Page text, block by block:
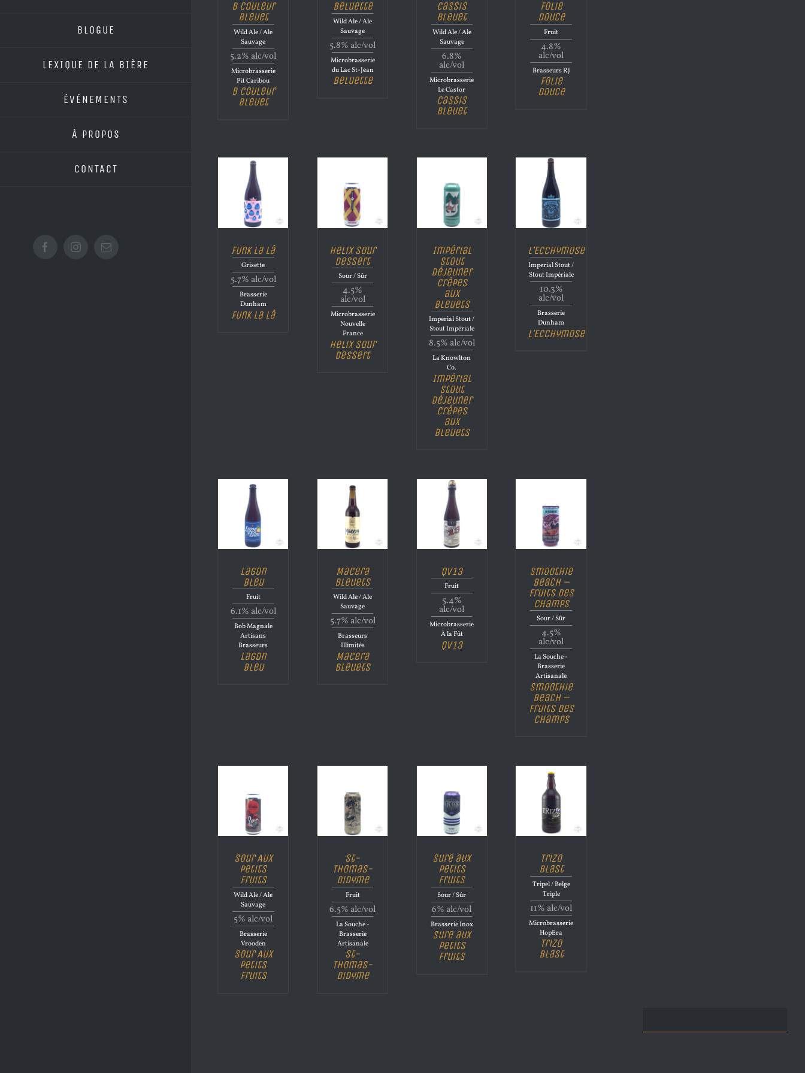
BLOGUE
LEXIQUE DE LA BIÈRE
ÉVÉNEMENTS
À PROPOS
CONTACT
FacebookInstagramEmail
B Couleur
Bleuet
Wild Ale / Ale
Sauvage
5.2% alc/vol
Microbrasserie
Pit Caribou
B Couleur
Bleuet
Beluette
Wild Ale / Ale
Sauvage
5.8% alc/vol
Microbrasserie
du Lac St-Jean
Beluette
Cassis
Bleuet
Wild Ale / Ale
Sauvage
6.8%
alc/vol
Microbrasserie
Le Castor
Cassis
Bleuet
Folie
Douce
Fruit
4.8%
alc/vol
Brasseurs RJ
Folie
Douce
Funk La Lâ
Grisette
5.7% alc/vol
Brasserie
Dunham
Funk La Lâ
Helix Sour
Dessert
Sour / Sûr
4.5%
alc/vol
Microbrasserie
Nouvelle
France
Helix Sour
Dessert
Impérial
Stout
Déjeuner
Crêpes
aux
Bleuets
Imperial Stout /
Stout Impériale
8.5% alc/vol
La Knowlton
Co.
Impérial
Stout
Déjeuner
Crêpes
aux
Bleuets
L’Ecchymose
Imperial Stout /
Stout Impériale
10.3%
alc/vol
Brasserie
Dunham
L’Ecchymose
Lagon
Bleu
Fruit
6.1% alc/vol
Bob Magnale
Artisans
Brasseurs
Lagon
Bleu
Macera
Bleuets
Wild Ale / Ale
Sauvage
5.7% alc/vol
Brasseurs
Illimités
Macera
Bleuets
QV13
Fruit
5.4%
alc/vol
Microbrasserie
À la Fût
QV13
Smoothie
Beach –
Fruits des
champs
Sour / Sûr
4.5%
alc/vol
La Souche -
Brasserie
Artisanale
Smoothie
Beach –
Fruits des
champs
Sour Aux
Petits
Fruits
Wild Ale / Ale
Sauvage
5% alc/vol
Brasserie
Vrooden
Sour Aux
Petits
Fruits
St-
Thomas-
Didyme
Fruit
6.5% alc/vol
La Souche -
Brasserie
Artisanale
St-
Thomas-
Didyme
Sure aux
Petits
fruits
Sour / Sûr
6% alc/vol
Brasserie Inox
Sure aux
Petits
fruits
Trizo
Blast
Tripel / Belge
Triple
11% alc/vol
Microbrasserie
HopEra
Trizo
Blast